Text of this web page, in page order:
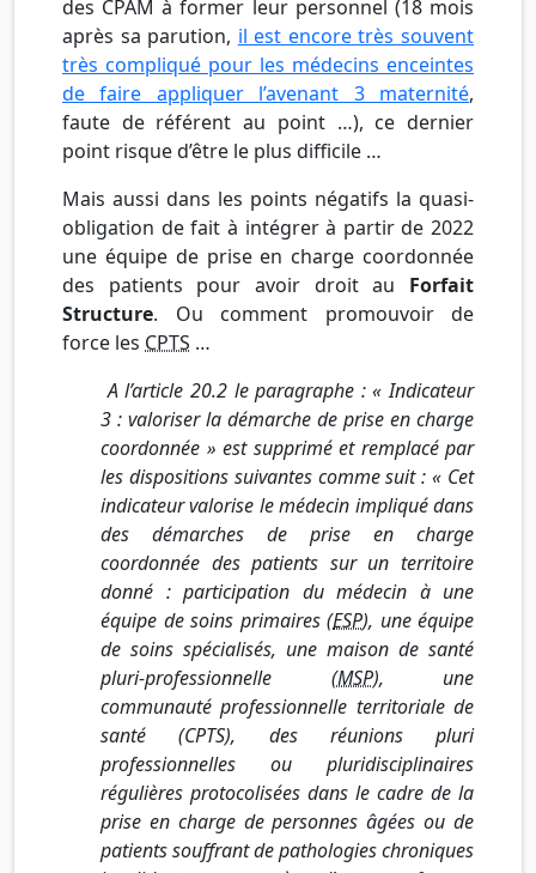
des CPAM à former leur personnel (18 mois
après sa parution, il est encore très souvent
très compliqué pour les médecins enceintes
de faire appliquer l’avenant 3 maternité,
faute de référent au point …), ce dernier
point risque d’être le plus difficile …
Mais aussi dans les points négatifs la quasi-
obligation de fait à intégrer à partir de 2022
une équipe de prise en charge coordonnée
des patients pour avoir droit au Forfait
Structure. Ou comment promouvoir de
force les CPTS …
A l’article 20.2 le paragraphe : « Indicateur
3 : valoriser la démarche de prise en charge
coordonnée » est supprimé et remplacé par
les dispositions suivantes comme suit : « Cet
indicateur valorise le médecin impliqué dans
des démarches de prise en charge
coordonnée des patients sur un territoire
donné : participation du médecin à une
équipe de soins primaires (ESP), une équipe
de soins spécialisés, une maison de santé
pluri-professionnelle (MSP), une
communauté professionnelle territoriale de
santé (CPTS), des réunions pluri
professionnelles ou pluridisciplinaires
régulières protocolisées dans le cadre de la
prise en charge de personnes âgées ou de
patients souffrant de pathologies chroniques